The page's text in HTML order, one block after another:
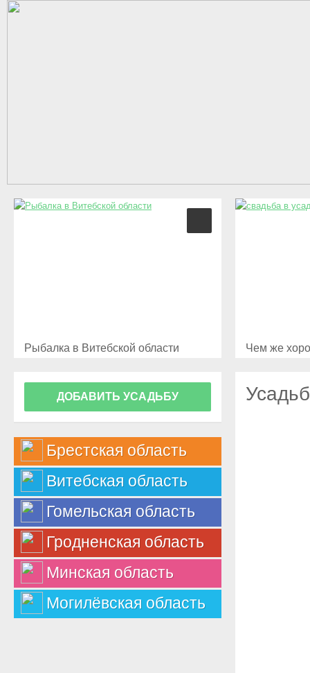
Перейти к основному содержанию
Рыбалка в Витебской области Чем же
ДОБАВИТЬ УСАДЬБУ
Брестская область
Витебская область
Гомельская область
Гродненская область
Минская область
Могилёвская область